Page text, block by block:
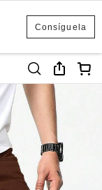
Consíguela